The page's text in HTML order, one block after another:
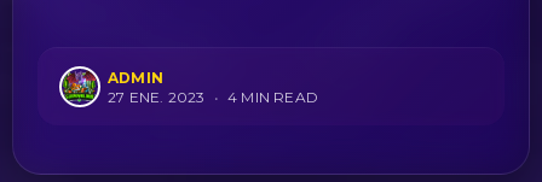
ADMIN
27 ENE. 2023
• 4 MIN READ